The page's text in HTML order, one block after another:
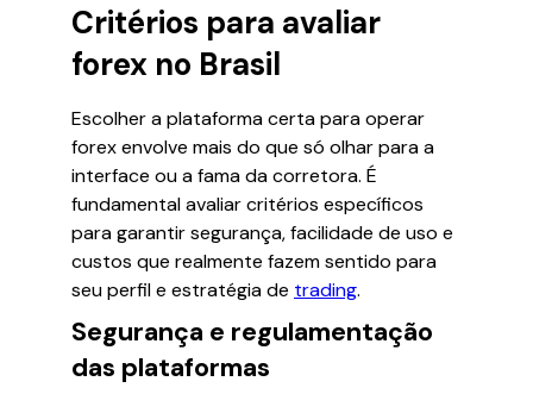
Critérios para avaliar
forex no Brasil
Escolher a plataforma certa para operar
forex envolve mais do que só olhar para a
interface ou a fama da corretora. É
fundamental avaliar critérios específicos
para garantir segurança, facilidade de uso e
custos que realmente fazem sentido para
seu perfil e estratégia de trading.
Segurança e regulamentação
das plataformas